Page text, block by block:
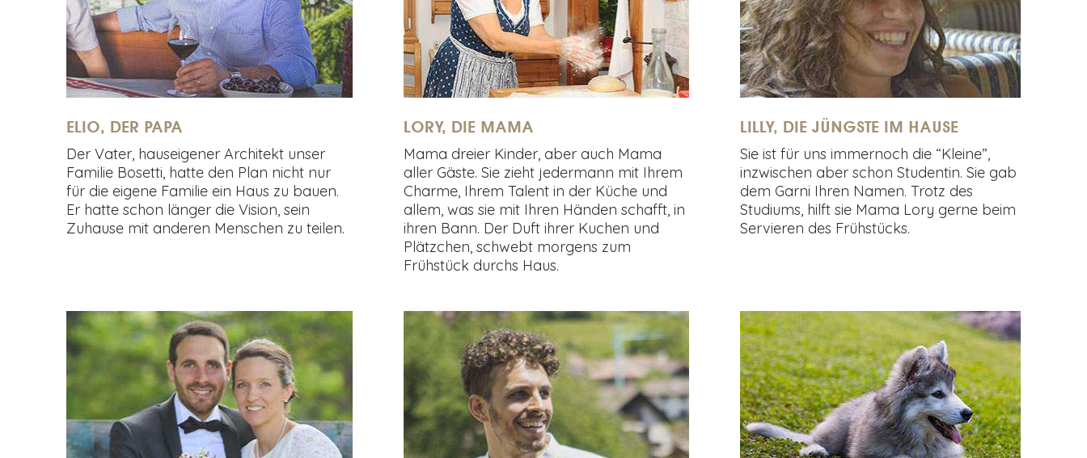
ELIO, DER PAPA
Der Vater, hauseigener Architekt unser
Familie Bosetti, hatte den Plan nicht nur
für die eigene Familie ein Haus zu bauen.
Er hatte schon länger die Vision, sein
Zuhause mit anderen Menschen zu teilen.
LORY, DIE MAMA
Mama dreier Kinder, aber auch Mama
aller Gäste. Sie zieht jedermann mit Ihrem
Charme, Ihrem Talent in der Küche und
allem, was sie mit Ihren Händen schafft, in
ihren Bann. Der Duft ihrer Kuchen und
Plätzchen, schwebt morgens zum
Frühstück durchs Haus.
LILLY, DIE JÜNGSTE IM HAUSE
Sie ist für uns immernoch die “Kleine”,
inzwischen aber schon Studentin. Sie gab
dem Garni Ihren Namen. Trotz des
Studiums, hilft sie Mama Lory gerne beim
Servieren des Frühstücks.